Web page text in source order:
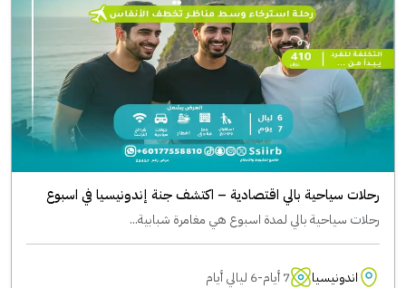
رحلات سياحية بالي اقتصادية – اكتشف جنة إندونيسيا في اسبوع
رحلات سياحية بالي لمدة اسبوع هي مغامرة شبابية...
اندونيسيا
7 أيام-6 ليالي أيام